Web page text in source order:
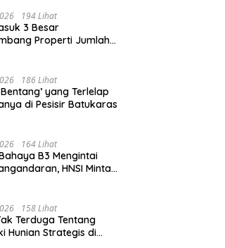
194 Lihat
3 Besar
Properti Jumlah
186 Lihat
yang Terlelap
di Pesisir Batukaras
164 Lihat
B3 Mengintai
HNSI Minta
158 Lihat
Terduga Tentang
Hunian Strategis di